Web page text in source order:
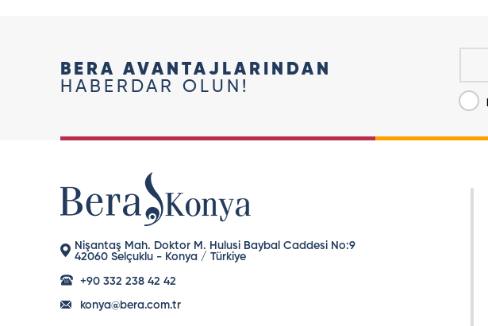
BERA AVANTAJLARINDAN
HABERDAR OLUN!
Nişantaş Mah. Doktor M. Hulusi Baybal Caddesi No:9
42060 Selçuklu - Konya / Türkiye
+90 332 238 42 42
konya@bera.com.tr